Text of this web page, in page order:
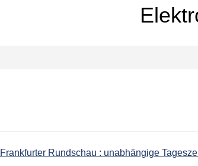
Frankfurter Rundschau : unabhängige